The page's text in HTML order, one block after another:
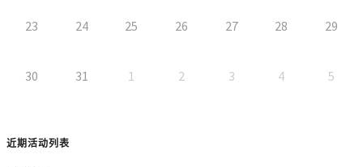
23 24 25 26 27 28 29
30 31 1 2 3 4 5
近期活动列表